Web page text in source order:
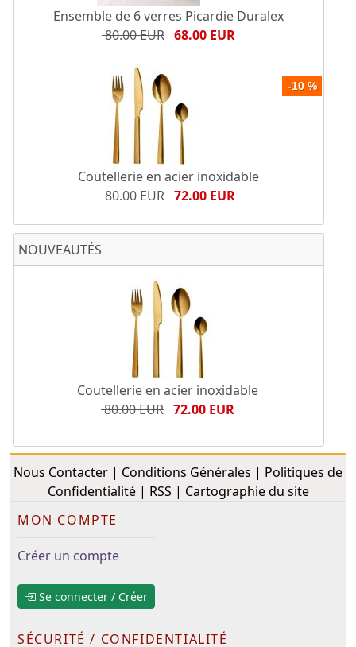
Ensemble de 6 verres Picardie Duralex
80.00 EUR 68.00 EUR
-10 %
Coutellerie en acier inoxidable
80.00 EUR 72.00 EUR
NOUVEAUTÉS
Coutellerie en acier inoxidable
80.00 EUR 72.00 EUR
Nous Contacter | Conditions Générales | Politiques de
Confidentialité| RSS | Cartographie du site
MON COMPTE
Créer un compte
Se connecter / Créer
SÉCURITÉ / CONFIDENTIALITÉ